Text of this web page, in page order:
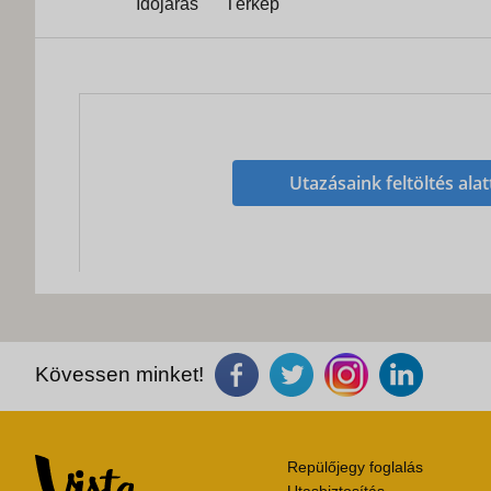
Időjárás Térkép
Utazásaink feltöltés
Kövessen minket!
Repülőjegy foglalás